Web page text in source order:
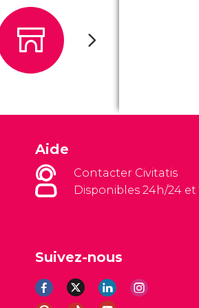
Aide
Contacter Civitatis
Disponibles 24h/24 et
Suivez-nous